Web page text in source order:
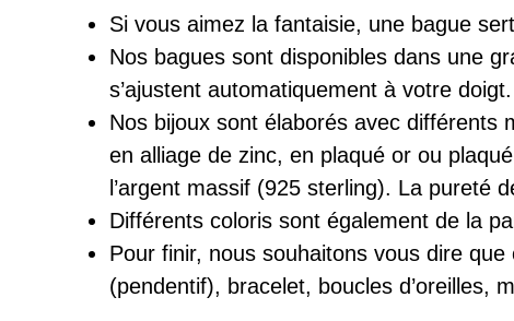
Si vous aimez la fantaisie, une bague
Nos bagues sont disponibles dans une
s’ajustent automatiquement à votre doigt.
Nos bijoux sont élaborés avec différents
en alliage de zinc, en plaqué or ou
l’argent massif (925 sterling). La pureté
Différents coloris sont également de la
Pour finir, nous souhaitons vous dire
(pendentif), bracelet, boucles d’oreilles,